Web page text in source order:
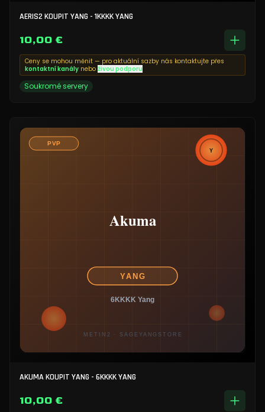
AERIS2 KOUPIT YANG - 1KKKK YANG
10,00 €
Ceny se mohou měnit — pro aktuální sazby nás kontaktujte přes
kontaktní kanály nebo živou podporu
Soukromé servery
AKUMA KOUPIT YANG - 6KKKK YANG
10,00 €